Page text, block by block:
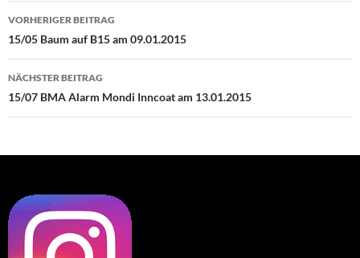
Beitragsnavigation
VORHERIGER BEITRAG
15/05 Baum auf B15 am 09.01.2015
NÄCHSTER BEITRAG
15/07 BMA Alarm Mondi Inncoat am 13.01.2015